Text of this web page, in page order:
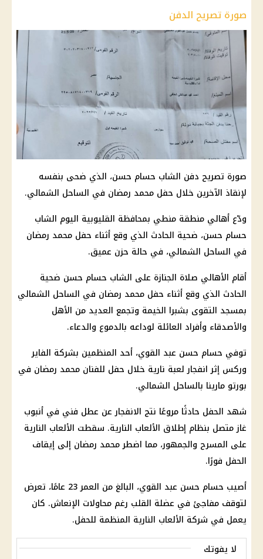
صورة تصريح الدفن
صورة تصريح دفن الشاب حسام حسن، الذي ضحى بنفسه
لإنقاذ الآخرين خلال حفل محمد رمضان في الساحل الشمالي.
ودّع أهالي منطقة منطي بمحافظة القليوبية اليوم الشاب
حسام حسن، ضحية الحادث الذي وقع أثناء حفل محمد رمضان
في الساحل الشمالي، في حالة حزن عميق.
أقام الأهالي صلاة الجنازة على الشاب حسام حسن ضحية
الحادث الذي وقع أثناء حفل محمد رمضان في الساحل الشمالي
بمسجد التقوى بشبرا الخيمة وتجمع العديد من الأهل
والأصدقاء وأفراد العائلة لوداعه بالدموع والدعاء.
توفي حسام حسن عبد القوي، أحد المنظمين بشركة الفاير
وركس إثر انفجار لعبة نارية خلال حفل للفنان محمد رمضان في
بورتو مارينا بالساحل الشمالي.
شهد الحفل حادثًا مروعًا نتج الانفجار عن عطل فني في أنبوب
غاز متصل بنظام إطلاق الألعاب النارية. سقطت الألعاب النارية
على المسرح والجمهور، مما اضطرمحمد رمضان إلى إيقاف
الحفل فورًا.
أصيب حسام حسن عبد القوي، البالغ من العمر 23 عامًا، تعرض
لتوقف مفاجئ في عضلة القلب رغم محاولات الإنعاش. كان
يعمل في شركة الألعاب النارية المنظمة للحفل.
لا يفوتك